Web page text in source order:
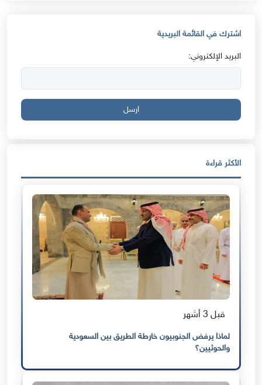
اشترك في القائمة البريدية
البريد الإلكتروني:
ارسل
الأكثر قراءة
قبل 3 أشهر
لماذا يرفض الجنوبيون خارطة الطريق بين السعودية
والحوثيين؟